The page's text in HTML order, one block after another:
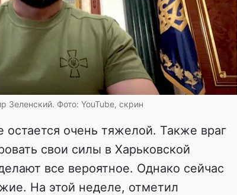
Зеленский. Фото: YouTube, скрин
остается очень тяжелой. Также враг
свои силы в Харьковской
все вероятное. Однако сейчас
На этой неделе, отметил